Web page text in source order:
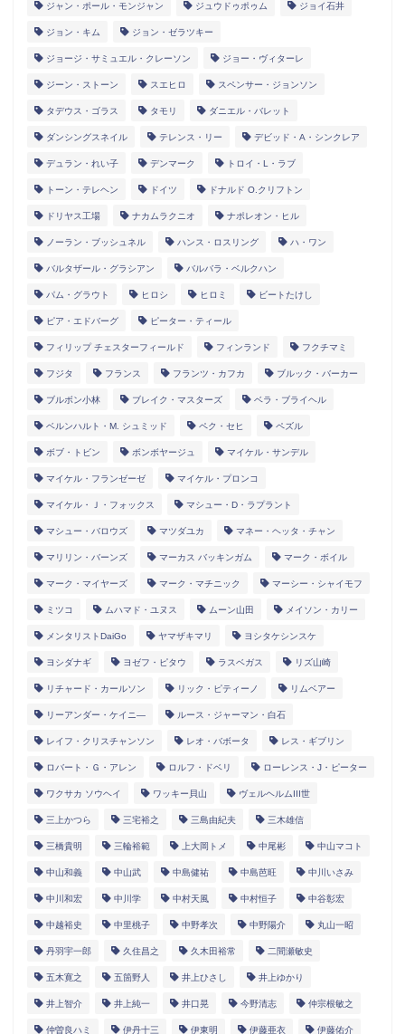
ジャン・ポール・モンジャン ジュウドゥポゥム ジョイ石井
ジョン・キム ジョン・ゼラツキー
ジョージ・サミュエル・クレーソン ジョー・ヴィターレ
ジーン・ストーン スエヒロ スペンサー・ジョンソン
タデウス・ゴラス タモリ ダニエル・バレット
ダンシングスネイル テレンス・リー デビッド・A・シンクレア
デュラン・れい子 デンマーク トロイ・L・ラブ
トーン・テレヘン ドイツ ドナルド O.クリフトン
ドリヤス工場 ナカムラクニオ ナポレオン・ヒル
ノーラン・ブッシュネル ハンス・ロスリング ハ・ワン
バルタザール・グラシアン バルバラ・ベルクハン
パム・グラウト ヒロシ ヒロミ ビートたけし
ピア・エドバーグ ピーター・ティール
フィリップ チェスターフィールド フィンランド フクチマミ
フジタ フランス フランツ・カフカ ブルック・バーカー
ブルボン小林 ブレイク・マスターズ ベラ・ブライヘル
ベルンハルト・M. シュミッド ペク・セヒ ペズル
ボブ・トビン ボンボヤージュ マイケル・サンデル
マイケル・フランゼーゼ マイケル・プロンコ
マイケル・Ｊ・フォックス マシュー・D・ラプラント
マシュー・バロウズ マツダユカ マネー・ヘッタ・チャン
マリリン・バーンズ マーカス バッキンガム マーク・ボイル
マーク・マイヤーズ マーク・マチニック マーシー・シャイモフ
ミツコ ムハマド・ユヌス ムーン山田 メイソン・カリー
メンタリストDaiGo ヤマザキマリ ヨシタケシンスケ
ヨシダナギ ヨゼフ・ピタウ ラスベガス リズ山崎
リチャード・カールソン リック・ピティーノ リムベアー
リーアンダー・ケイニ― ルース・ジャーマン・白石
レイフ・クリスチャンソン レオ・バボータ レス・ギブリン
ロバート・Ｇ・アレン ロルフ・ドベリ ローレンス・J・ピーター
ワクサカ ソウヘイ ワッキー貝山 ヴェルヘルムIII世
三上かつら 三宅裕之 三島由紀夫 三木雄信
三橋貴明 三輪裕範 上大岡トメ 中尾彬 中山マコト
中山和義 中山武 中島健祐 中島芭旺 中川いさみ
中川和宏 中川学 中村天風 中村恒子 中谷彰宏
中越裕史 中里桃子 中野孝次 中野陽介 丸山一昭
丹羽宇一郎 久住昌之 久木田裕常 二間瀬敏史
五木寛之 五箇野人 井上ひさし 井上ゆかり
井上智介 井上純一 井口晃 今野清志 仲宗根敏之
仲曽良ハミ 伊丹十三 伊東明 伊藤亜衣 伊藤佑介